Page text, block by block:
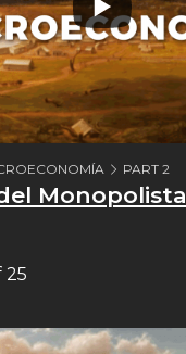
PART 2
Monopolista
25